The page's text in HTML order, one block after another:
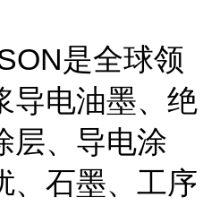
是全球领
导电油墨、绝
层、导电涂
、石墨、工序